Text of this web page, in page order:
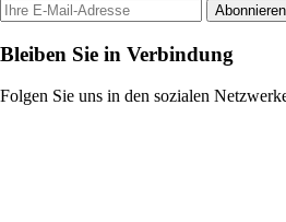
Abonnieren
Bleiben Sie in Verbindung
Folgen Sie uns in den sozialen